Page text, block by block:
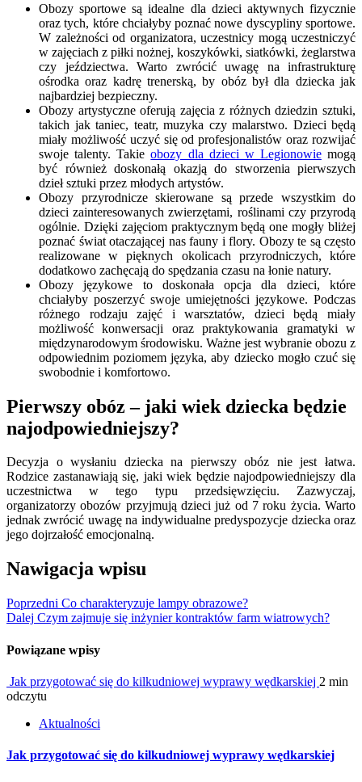
Obozy sportowe są idealne dla dzieci aktywnych fizycznie
oraz tych, które chciałyby poznać nowe dyscypliny sportowe.
W zależności od organizatora, uczestnicy mogą uczestniczyć
w zajęciach z piłki nożnej, koszykówki, siatkówki, żeglarstwa
czy jeździectwa. Warto zwrócić uwagę na infrastrukturę
ośrodka oraz kadrę trenerską, by obóz był dla dziecka jak
najbardziej bezpieczny.
Obozy artystyczne oferują zajęcia z różnych dziedzin sztuki,
takich jak taniec, teatr, muzyka czy malarstwo. Dzieci będą
miały możliwość uczyć się od profesjonalistów oraz rozwijać
swoje talenty. Takieobozy dla dzieci w Legionowiemogą
być również doskonałą okazją do stworzenia pierwszych
dzieł sztuki przez młodych artystów.
Obozy przyrodnicze skierowane są przede wszystkim do
dzieci zainteresowanych zwierzętami, roślinami czy przyrodą
ogólnie. Dzięki zajęciom praktycznym będą one mogły bliżej
poznać świat otaczającej nas fauny i flory. Obozy te są często
realizowane w pięknych okolicach przyrodniczych, które
dodatkowo zachęcają do spędzania czasu na łonie natury.
Obozy językowe to doskonała opcja dla dzieci, które
chciałyby poszerzyć swoje umiejętności językowe. Podczas
różnego rodzaju zajęć i warsztatów, dzieci będą miały
możliwość konwersacji oraz praktykowania gramatyki w
międzynarodowym środowisku. Ważne jest wybranie obozu z
odpowiednim poziomem języka, aby dziecko mogło czuć się
swobodnie i komfortowo.
Pierwszy obóz – jaki wiek dziecka będzie
najodpowiedniejszy?
Decyzja o wysłaniu dziecka na pierwszy obóz nie jest łatwa.
Rodzice zastanawiają się, jaki wiek będzie najodpowiedniejszy dla
uczestnictwa w tego typu przedsięwzięciu. Zazwyczaj,
organizatorzy obozów przyjmują dzieci już od 7 roku życia. Warto
jednak zwrócić uwagę na indywidualne predyspozycje dziecka oraz
jego dojrzałość emocjonalną.
Nawigacja wpisu
Poprzedni Co charakteryzuje lampy obrazowe?
Dalej Czym zajmuje się inżynier kontraktów farm wiatrowych?
Powiązane wpisy
Jak przygotować się do kilkudniowej wyprawy wędkarskiej 2 min
odczytu
Aktualności
Jak przygotować się do kilkudniowej wyprawy wędkarskiej